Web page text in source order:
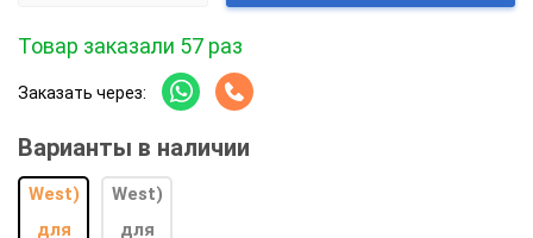
Товар заказали 57 раз
Заказать через:
Варианты в наличии